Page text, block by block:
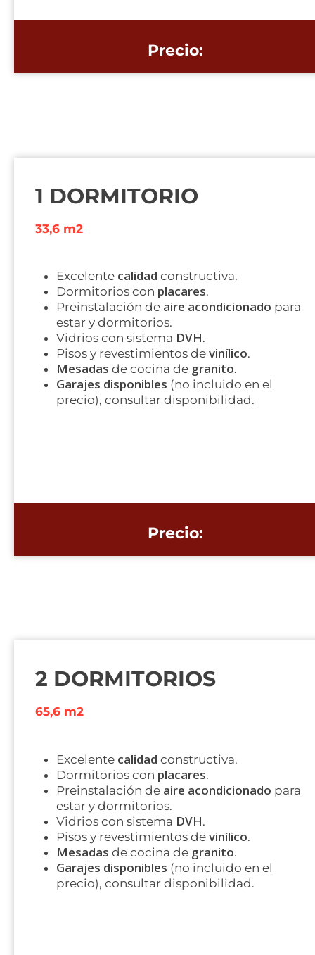
Precio:
1 DORMITORIO
33,6 m2
Excelente calidad constructiva.
Dormitorios con placares.
Preinstalación de aire acondicionado para
estar y dormitorios.
Vidrios con sistema DVH.
Pisos y revestimientos de vinílico.
Mesadas de cocina de granito.
Garajes disponibles (no incluido en el
precio), consultar disponibilidad.
Precio:
2 DORMITORIOS
65,6 m2
Excelente calidad constructiva.
Dormitorios con placares.
Preinstalación de aire acondicionado para
estar y dormitorios.
Vidrios con sistema DVH.
Pisos y revestimientos de vinílico.
Mesadas de cocina de granito.
Garajes disponibles (no incluido en el
precio), consultar disponibilidad.